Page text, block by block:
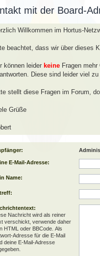
mit der Board-
Willkommen im Hortus-
beachtet, dass wir über dieses
können leider keine Fragen
Diese sind leider viel
stellt diese Fragen im Forum,
Grüße
E-Mail-Adresse:
Name:
Nachricht wird als reiner
verschickt, verwende daher
HTML oder BBCode. Als
Adresse für die E-Mail
deine E-Mail-Adresse